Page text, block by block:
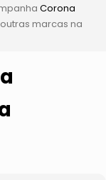
Corona
marcas na